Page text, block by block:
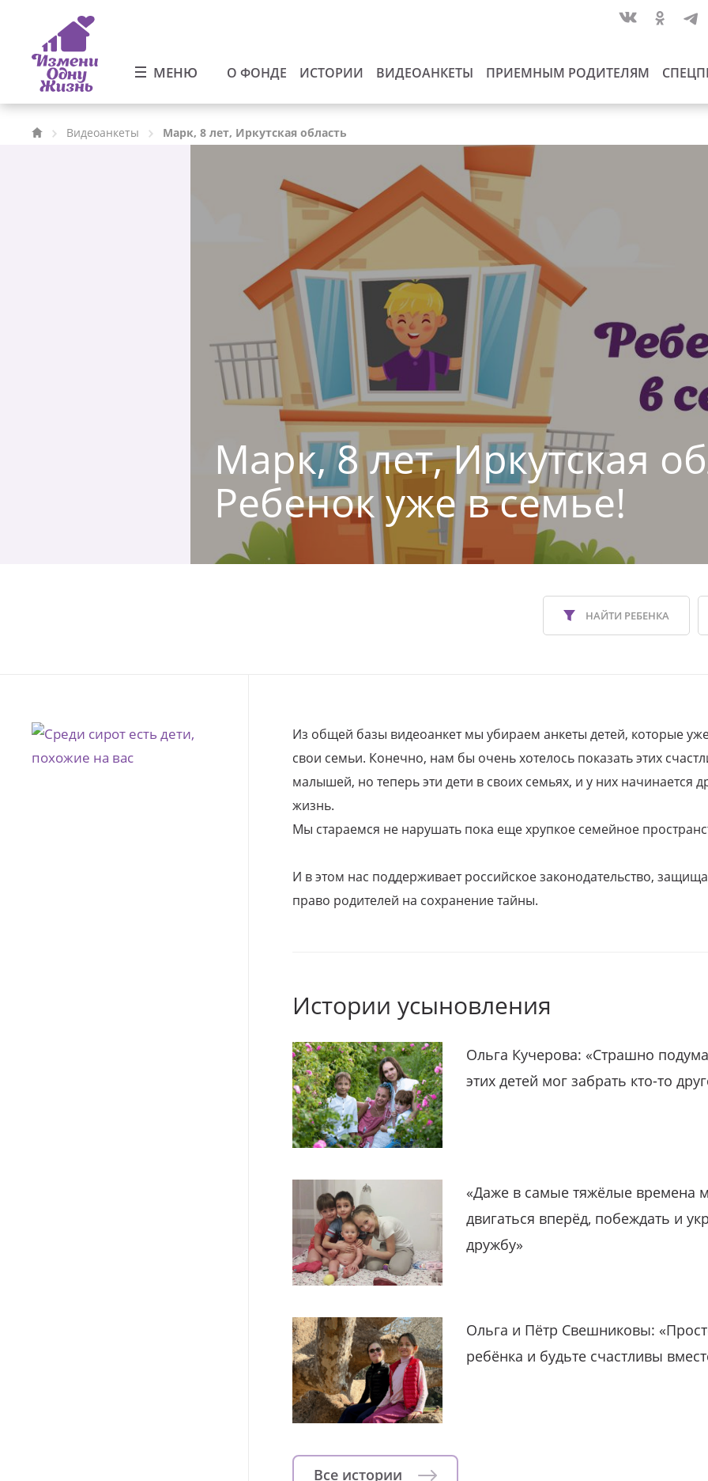
МЕНЮ О ФОНДЕ ИСТОРИИ ВИДЕОАНКЕТЫ ПРИЕМНЫМ РОДИТЕЛЯМ
Видеоанкеты Марк, 8 лет, Иркутская область
Марк, 8 лет, Иркутская
Ребенок уже в семье!
НАЙТИ РЕБЕНКА
Из общей базы видеоанкет мы убираем анкеты детей, которые
свои семьи. Конечно, нам бы очень хотелось показать этих
малышей, но теперь эти дети в своих семьях, и у них начинается
жизнь.
Мы стараемся не нарушать пока еще хрупкое семейное
И в этом нас поддерживает российское законодательство,
право родителей на сохранение тайны.
Истории усыновления
Ольга Кучерова: «Страшно
этих детей мог забрать кто-то
«Даже в самые тяжёлые времена
двигаться вперёд, побеждать и
дружбу»
Ольга и Пётр Свешниковы:
ребёнка и будьте счастливы
Все истории